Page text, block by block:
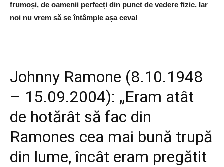
frumoși, de oamenii perfecți din punct de vedere fizic. Iar
noi nu vrem să se întâmple așa ceva!
Johnny Ramone (8.10.1948
– 15.09.2004): „Eram atât
de hotărât să fac din
Ramones cea mai bună trupă
din lume, încât eram pregătit